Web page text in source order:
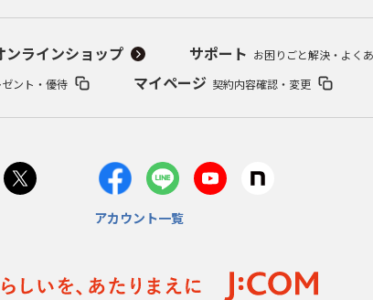
ンラインショップ サポート お困りごと解決・よく
ント・優待 マイページ 契約内容確認・変更
アカウント一覧